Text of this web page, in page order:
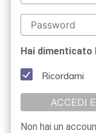
Hai dimenticato
Ricordami
ACCEDI
Non hai un